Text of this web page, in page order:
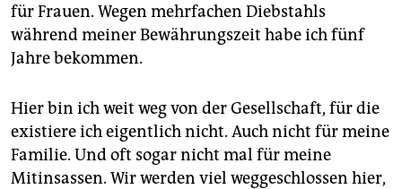
genossenschaft
epaper login
für Frauen. Wegen mehrfachen Diebstahls
während meiner Bewährungszeit habe ich fünf
Jahre bekommen.
Hier bin ich weit weg von der Gesellschaft, für die
existiere ich eigentlich nicht. Auch nicht für meine
Familie. Und oft sogar nicht mal für meine
Mitinsassen. Wir werden viel weggeschlossen hier,